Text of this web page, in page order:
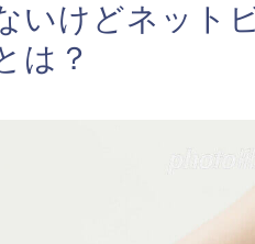
いけどネット
は？